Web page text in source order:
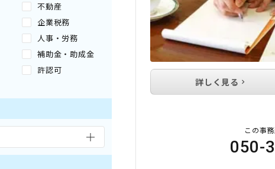
不動産
企業税務
人事・労務
補助金・助成金
許認可
詳しく見る
この事
050-